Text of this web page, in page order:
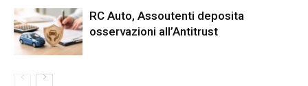
RC Auto, Assoutenti deposita
osservazioni all’Antitrust